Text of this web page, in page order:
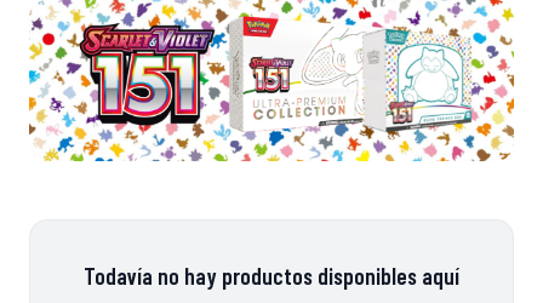
Todavía no hay productos disponibles aquí